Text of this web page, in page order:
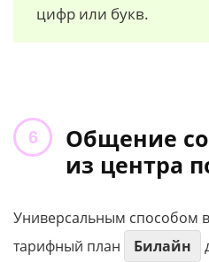
цифр или букв.
Общение
из центра
Универсальным способом
тарифный план
Билайн